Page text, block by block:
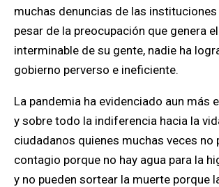
muchas denuncias de las instituciones
pesar de la preocupación que genera
interminable de su gente, nadie ha
gobierno perverso e ineficiente.
La pandemia ha evidenciado aun más
y sobre todo la indiferencia hacia la
ciudadanos quienes muchas veces no
contagio porque no hay agua para la
y no pueden sortear la muerte porque